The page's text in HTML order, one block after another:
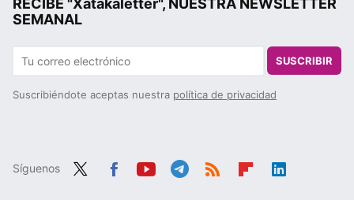
RECIBE "Xatakaletter", NUESTRA NEWSLETTER
SEMANAL
SUSCRIBIR
Suscribiéndote aceptas nuestra política de privacidad
Síguenos